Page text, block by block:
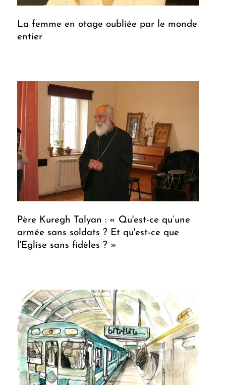
La femme en otage oubliée par le monde
entier
Père Kuregh Talyan : « Qu'est-ce qu’une
armée sans soldats ? Et qu'est-ce que
l'Eglise sans fidèles ? »